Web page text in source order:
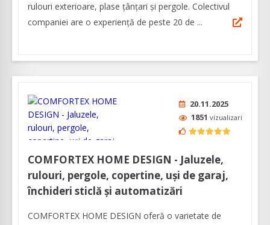
rulouri exterioare, plase ţânţari şi pergole. Colectivul
companiei are o experienţă de peste 20 de ...
20.11.2025
1851 vizualizari
COMFORTEX HOME DESIGN - Jaluzele,
rulouri, pergole, copertine, uși de garaj,
închideri sticlă și automatizări
COMFORTEX HOME DESIGN oferă o varietate de